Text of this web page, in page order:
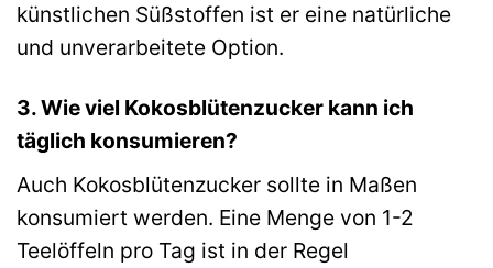
künstlichen Süßstoffen ist er eine natürliche
und unverarbeitete Option.
3. Wie viel Kokosblütenzucker kann ich
täglich konsumieren?
Auch Kokosblütenzucker sollte in Maßen
konsumiert werden. Eine Menge von 1-2
Teelöffeln pro Tag ist in der Regel